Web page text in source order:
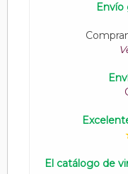
Envío
El catálogo de